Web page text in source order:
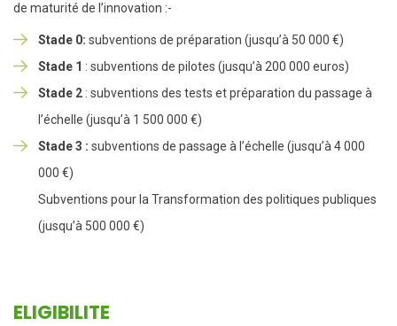
de maturité de l’innovation :-
Stade 0: subventions de préparation (jusqu’à 50 000 €)
Stade 1 : subventions de pilotes (jusqu’à 200 000 euros)
Stade 2 : subventions des tests et préparation du passage à
l’échelle (jusqu’à 1 500 000 €)
Stade 3 : subventions de passage à l’échelle (jusqu’à 4 000
000 €)
Subventions pour la Transformation des politiques publiques
(jusqu’à 500 000 €)
ELIGIBILITE